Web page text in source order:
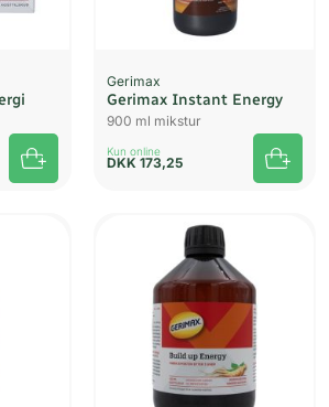
Gerimax
Gerimax Instant Energy
900 ml mikstur
Kun online
DKK 173,25